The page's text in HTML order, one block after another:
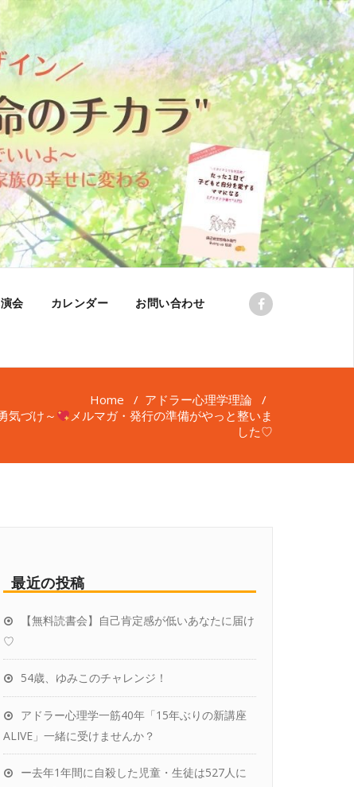
会 カレンダー お問い合わせ
Home / アドラー心理学理論 /
気づけ～
メルマガ・発行の準備がやっと整いま
した♡
最近の投稿
【無料読書会】自己肯定感が低いあなたに届け
♡
54歳、ゆみこのチャレンジ！
アドラー心理学一筋40年「15年ぶりの新講座
ALIVE」一緒に受けませんか？
ー去年1年間に自殺した児童・生徒は527人に